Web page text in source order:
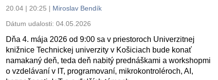
20.04 | 20:25 | Miroslav Bendík
Dátum udalosti: 04.05.2026
Dňa 4. mája 2026 od 9:00 sa v priestoroch Univerzitnej
knižnice Technickej univerzity v Košiciach bude konať
namakaný deň, teda deň nabitý prednáškami a workshopmi
o vzdelávaní v IT, programovaní, mikrokontroléroch, AI,